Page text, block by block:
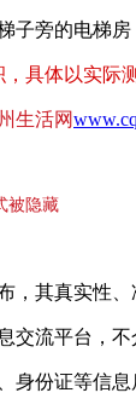
子旁的电梯
具体以实际
生活网
被隐藏
，其真实性
交流平台，
身份证等信